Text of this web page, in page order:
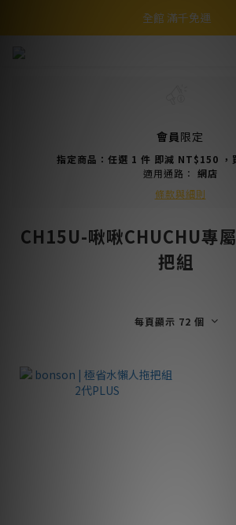
全館 滿千免運
會員限定
指定商品：任選 1 件 即減 NT$150 ，
適用通路： 網店
條款與細則
CH15U-啾啾CHUCHU專
把組
每頁顯示 72 個